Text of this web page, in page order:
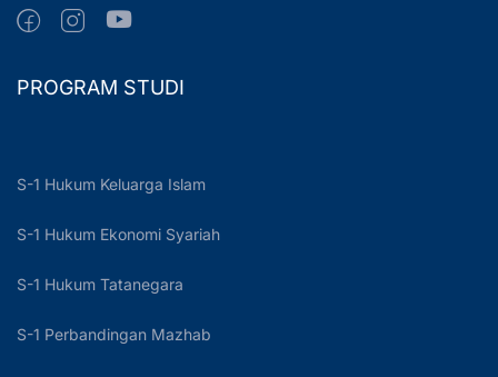
PROGRAM STUDI
S-1 Hukum Keluarga Islam
S-1 Hukum Ekonomi Syariah
S-1 Hukum Tatanegara
S-1 Perbandingan Mazhab